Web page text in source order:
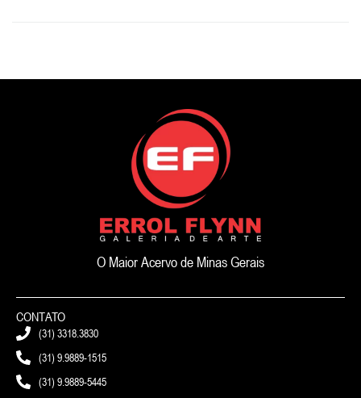
O Maior Acervo de Minas Gerais
CONTATO
(31) 3318.3830
(31) 9.9889-1515
(31) 9.9889-5445